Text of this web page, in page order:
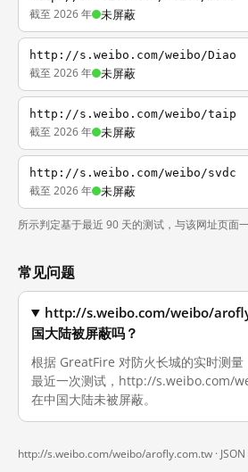
截至 2026 年 未屏蔽
http://s.weibo.com/weibo/Diao
截至 2026 年 未屏蔽
http://s.weibo.com/weibo/taip
截至 2026 年 未屏蔽
http://s.weibo.com/weibo/svdc
截至 2026 年 未屏蔽
所示判定基于最近 90 天的测试，与该网址页面一
常见问题
http://s.weibo.com/weibo/
国大陆被屏蔽吗？
根据 GreatFire 对防火长城的实时测
最近一次测试，http://s.weibo.com/
在中国大陆未被屏蔽。
http://s.weibo.com/weibo/arofly.com.tw · JSON